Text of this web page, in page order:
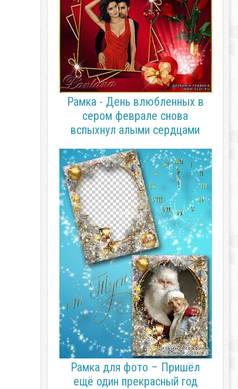
Рамка - День влюбленных в
сером феврале снова
вспыхнул алыми сердцами
Рамка для фото – Пришёл
ещё один прекрасный год